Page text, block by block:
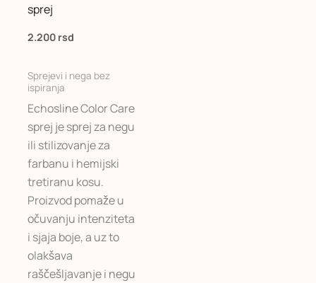
sprej
2.200 rsd
Sprejevi i nega bez
ispiranja
Echosline Color Care
sprej je sprej za negu
ili stilizovanje za
farbanu i hemijski
tretiranu kosu.
Proizvod pomaže u
očuvanju intenziteta
i sjaja boje, a uz to
olakšava
raščešljavanje i negu